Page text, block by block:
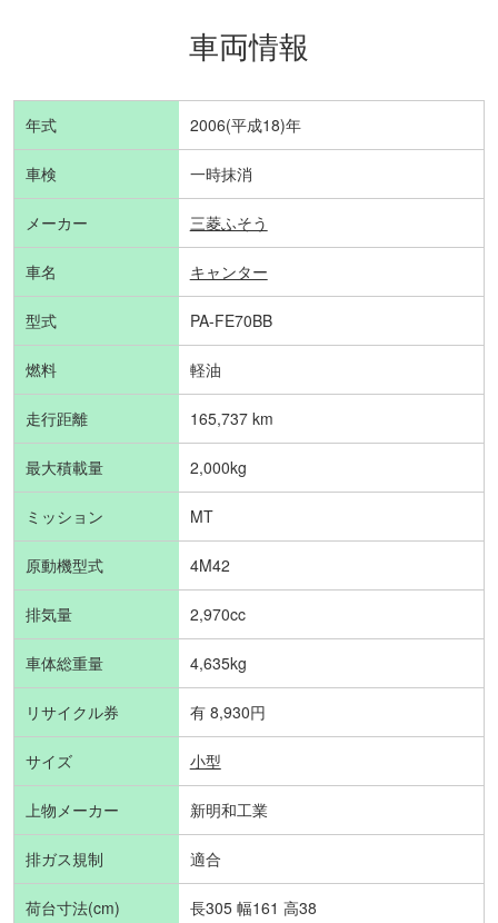
車両情報
年式 2006(平成18)年
車検 一時抹消
メーカー 三菱ふそう
車名 キャンター
型式 PA-FE70BB
燃料 軽油
走行距離 165,737 km
最大積載量 2,000kg
ミッション MT
原動機型式 4M42
排気量 2,970cc
車体総重量 4,635kg
リサイクル券 有 8,930円
サイズ 小型
上物メーカー 新明和工業
排ガス規制 適合
荷台寸法(cm) 長305 幅161 高38